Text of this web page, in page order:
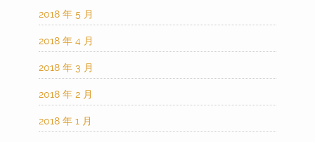
2018 年 5 月
2018 年 4 月
2018 年 3 月
2018 年 2 月
2018 年 1 月